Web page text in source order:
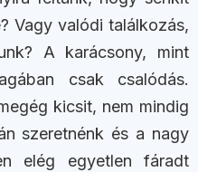
Vagy valódi találkozás,
A karácsony, mint
csak csalódás.
kicsit, nem mindig
szeretnénk és a nagy
elég egyetlen fáradt